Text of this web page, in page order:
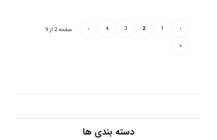
صفحه 2 از 9 ‹
1
2
3
4
›
»
دسته بندی ها